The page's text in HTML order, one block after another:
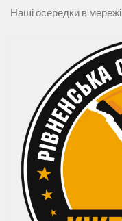
Наші осередки в мережі